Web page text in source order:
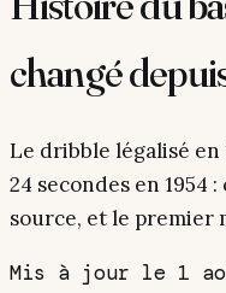
changé
Le dribble légalisé en
24 secondes en 1954
source, et le premier
Mis à jour le 1